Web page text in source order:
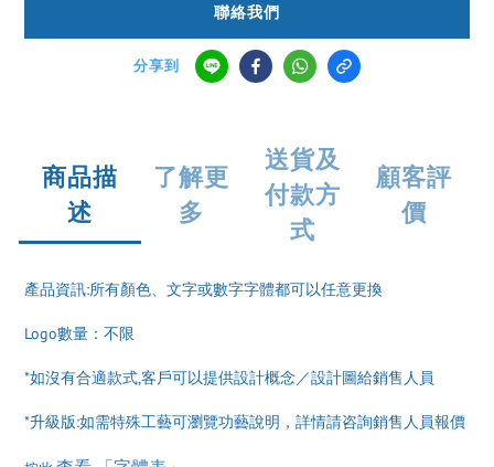
聯絡我們
分享到
商品描
述
了解更
多
送貨及
付款方
式
顧客評
價
產品資訊:所有顏色、文字或數字字體都可以任意更換
Logo數量：不限
*如沒有合適款式,客戶可以提供設計概念／設計圖給銷售人員
*升級版:如需特殊工藝可瀏覽功藝說明，詳情請咨詢銷售人員報價